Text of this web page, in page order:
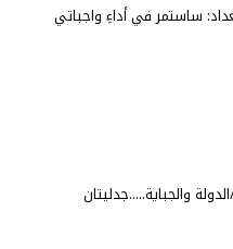
ساستمر في أداءِ واجباتي
والجباية.....جدليتان